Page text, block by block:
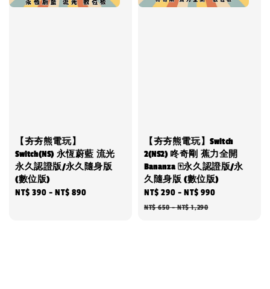
【夯夯熊電玩】
Switch(NS) 永恆蔚藍 流光
永久認證版/永久隨身版
(數位版)
Regular
NT$ 390 -NT$ 890
【夯夯熊電玩】Switch
2(NS2) 咚奇剛 蕉力全開
Bananza 🀄永久認證版/永
久隨身版 (數位版)
Sale
price
NT$ 290 -NT$ 990
NT$ 650-NT$ 1,290